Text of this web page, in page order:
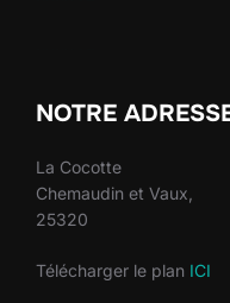
NOTRE
La Cocotte
Chemaudin et Vaux,
25320
Télécharger le plan ICI